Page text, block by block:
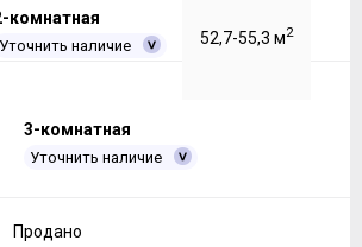
комнатная
Уточнить наличие 52,7-55,3 м2
3-комнатная
Уточнить наличие
Продано